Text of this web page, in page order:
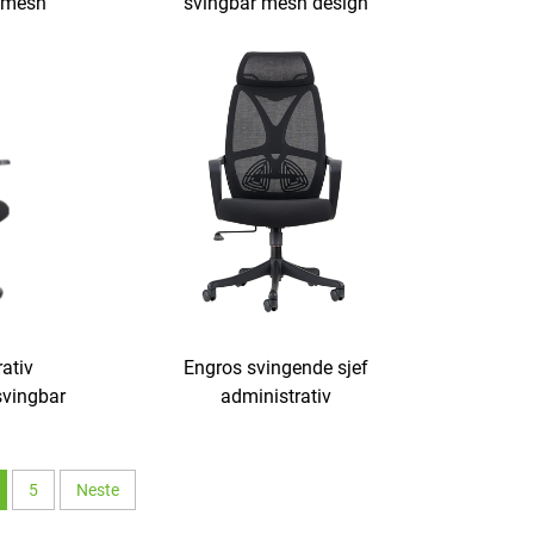
for
kontorstol personallederstol
Engros svingende sjef
administrativ
5 Neste